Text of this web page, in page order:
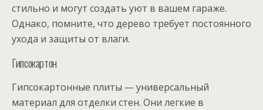
стильно и могут создать уют в вашем гараже.
Однако, помните, что дерево требует постоянного
ухода и защиты от влаги.
Гипсокартон
Гипсокартонные плиты — универсальный
материал для отделки стен. Они легкие в